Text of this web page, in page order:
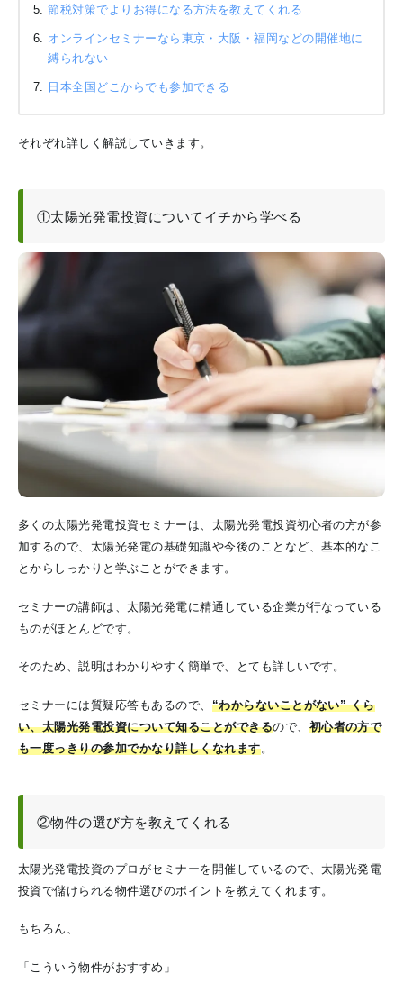
節税対策でよりお得になる方法を教えてくれる
オンラインセミナーなら東京・大阪・福岡などの開催地に
縛られない
日本全国どこからでも参加できる
それぞれ詳しく解説していきます。
①太陽光発電投資についてイチから学べる
多くの太陽光発電投資セミナーは、太陽光発電投資初心者の方が参
加するので、太陽光発電の基礎知識や今後のことなど、基本的なこ
とからしっかりと学ぶことができます。
セミナーの講師は、太陽光発電に精通している企業が行なっている
ものがほとんどです。
そのため、説明はわかりやすく簡単で、とても詳しいです。
セミナーには質疑応答もあるので、 “わからないことがない” くら
い、太陽光発電投資について知ることができるので、 初心者の方で
も一度っきりの参加でかなり詳しくなれます。
②物件の選び方を教えてくれる
太陽光発電投資のプロがセミナーを開催しているので、太陽光発電
投資で儲けられる物件選びのポイントを教えてくれます。
もちろん、
「こういう物件がおすすめ」